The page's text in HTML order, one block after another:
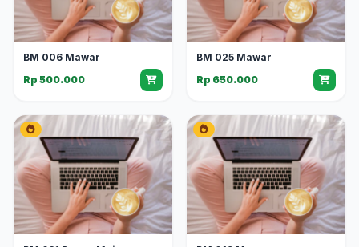
BM 006 Mawar
Rp 500.000
BM 025 Mawar
Rp 650.000